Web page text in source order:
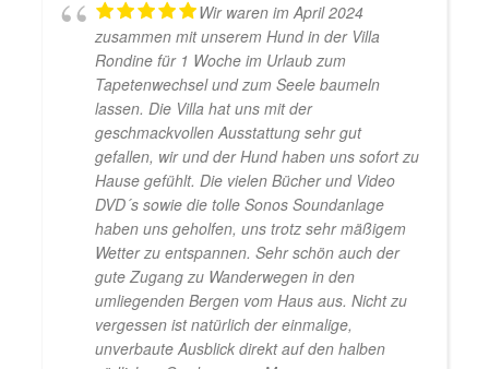
Wir waren im April 2024
zusammen mit unserem Hund in der Villa
Rondine für 1 Woche im Urlaub zum
Tapetenwechsel und zum Seele baumeln
lassen. Die Villa hat uns mit der
geschmackvollen Ausstattung sehr gut
gefallen, wir und der Hund haben uns sofort zu
Hause gefühlt. Die vielen Bücher und Video
DVD´s sowie die tolle Sonos Soundanlage
haben uns geholfen, uns trotz sehr mäßigem
Wetter zu entspannen. Sehr schön auch der
gute Zugang zu Wanderwegen in den
umliegenden Bergen vom Haus aus. Nicht zu
vergessen ist natürlich der einmalige,
unverbaute Ausblick direkt auf den halben